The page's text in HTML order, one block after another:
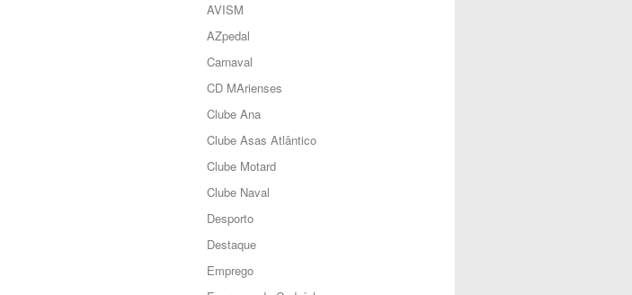
AVISM
AZpedal
Carnaval
CD MArienses
Clube Ana
Clube Asas Atlântico
Clube Motard
Clube Naval
Desporto
Destaque
Emprego